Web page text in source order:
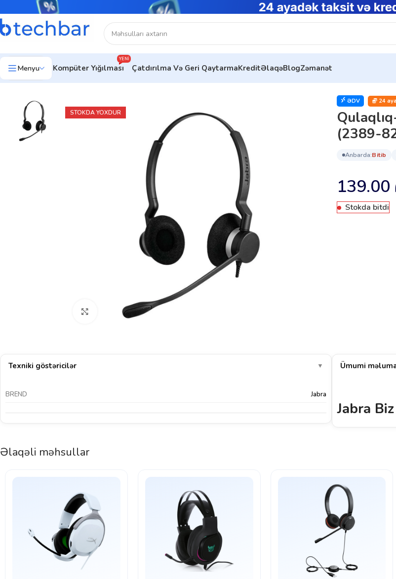
Menyu Kompüter Yığılması
YENI
Çatdırılma Və Geri QaytarmaKreditƏlaqəBlogZəmanət
Ev Kompüter aksesuarları
STOKDA YOXDUR
Böyütmək üçün klikləyin
ƏDV 24
(2389-
anbarda: bi̇ti̇b
139.00
Stokda bitdi
Texniki göstəricilər ▼
BREND Jabra
Ümumi
Jabra
Əlaqəli məhsullar